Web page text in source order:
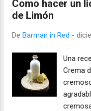
Como hacer un
de Limón
De Barman in Red -
Una
Crema